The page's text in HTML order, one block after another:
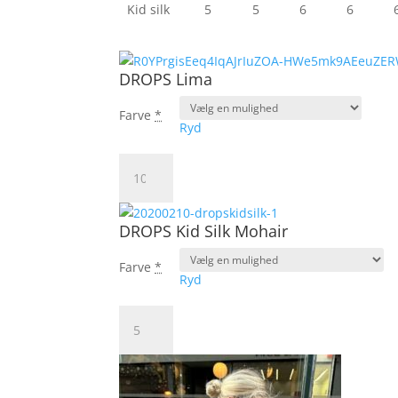
Kid silk 5 5 6 6
DROPS Lima
Farve*
Ryd
Lima
antal
DROPS Kid Silk Mohair
Farve*
Ryd
Kid
Silk
Mohair